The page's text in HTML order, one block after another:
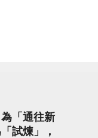
「通往新
試煉」，